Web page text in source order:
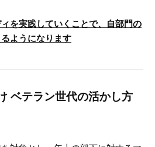
を実践していくことで、自部門の
ようになります
ベテラン世代の活かし方